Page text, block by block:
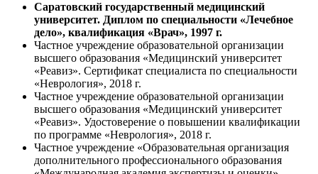
Саратовский государственный медицинский
университет. Диплом по специальности «Лечебное
дело», квалификация «Врач», 1997 г.
Частное учреждение образовательной организации
высшего образования «Медицинский университет
«Реавиз». Сертификат специалиста по специальности
«Неврология», 2018 г.
Частное учреждение образовательной организации
высшего образования «Медицинский университет
«Реавиз». Удостоверение о повышении квалификации
по программе «Неврология», 2018 г.
Частное учреждение «Образовательная организация
дополнительного профессионального образования